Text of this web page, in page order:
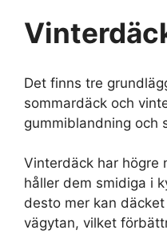
Det finns tre
sommardäck och
gummiblandning och
Vinterdäck har högre
håller dem smidiga i
desto mer kan
vägytan, vilket